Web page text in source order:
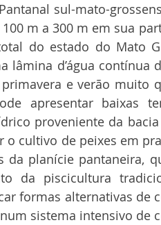
sul-mato-
m a 300 m em sua
do estado do Mato
lâmina d’água contínua
e verão muito
apresentar baixas
proveniente da
o cultivo de peixes em
da planície pantaneira,
da piscicultura
formas alternativas de
sistema intensivo de